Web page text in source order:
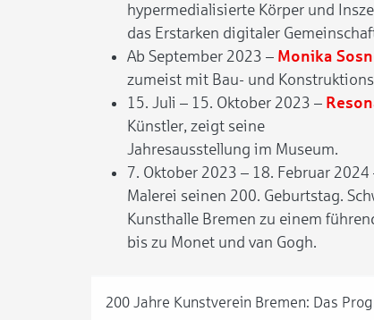
hypermedialisierte Körper und
das Erstarken digitaler
Ab September 2023 – Monika
zumeist mit Bau- und
15. Juli – 15. Oktober 2023 –
Künstler, zeigt seine
Jahresausstellung im Museum.
7. Oktober 2023 – 18. Februar 2024
Malerei seinen 200. Geburtstag.
Kunsthalle Bremen zu einem
bis zu Monet und van Gogh.
200 Jahre Kunstverein Bremen: Das